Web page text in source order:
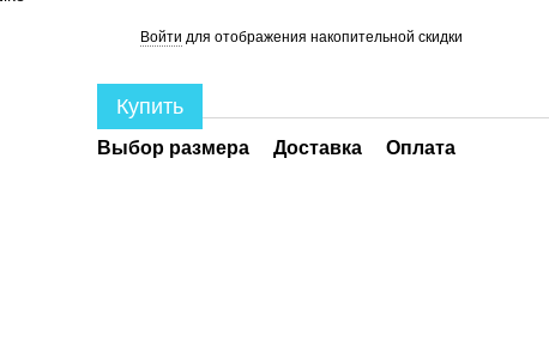
Войти для отображения накопительной скидки
Купить
Выбор размера Доставка Оплата